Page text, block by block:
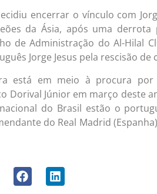
encerrar o vínculo com
da Ásia, após uma
de Administração do Al-Hilal
Jorge Jesus pela rescisão
está em meio à procura
Dorival Júnior em março deste
do Brasil estão o
do Real Madrid